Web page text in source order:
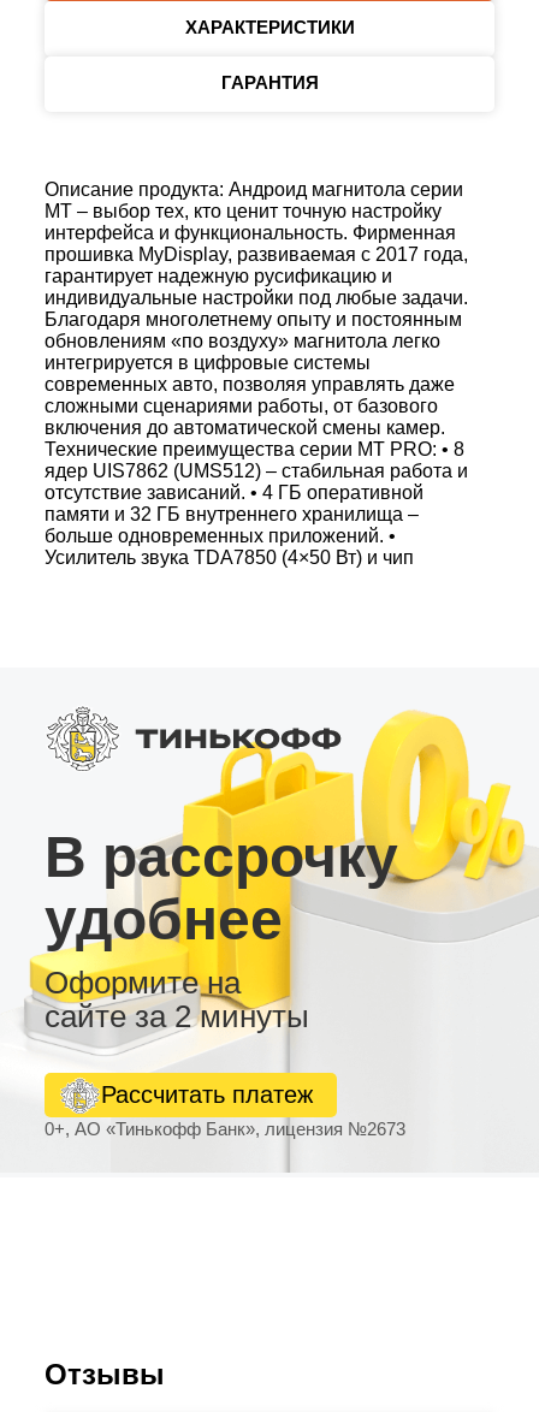
ХАРАКТЕРИСТИКИ
ГАРАНТИЯ
Описание продукта: Андроид магнитола серии
MT – выбор тех, кто ценит точную настройку
интерфейса и функциональность. Фирменная
прошивка MyDisplay, развиваемая с 2017 года,
гарантирует надежную русификацию и
индивидуальные настройки под любые задачи.
Благодаря многолетнему опыту и постоянным
обновлениям «по воздуху» магнитола легко
интегрируется в цифровые системы
современных авто, позволяя управлять даже
сложными сценариями работы, от базового
включения до автоматической смены камер.
Технические преимущества серии MT PRO: • 8
ядер UIS7862 (UMS512) – стабильная работа и
отсутствие зависаний. • 4 ГБ оперативной
памяти и 32 ГБ внутреннего хранилища –
больше одновременных приложений. •
Усилитель звука TDA7850 (4×50 Вт) и чип
российских пользователей, которым важны
функциональность, качество и регулярное ПО-
обновление.
В рассрочку
удобнее
Оформите на
сайте за 2 минуты
0+, АО «Тинькофф Банк», лицензия №2673
Рассчитать платеж
Отзывы